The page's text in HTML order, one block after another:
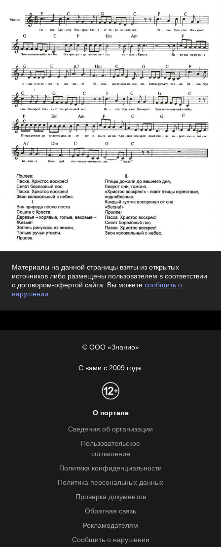
Материалы на данной страницы взяты из открытых
источников либо размещены пользователем в соответствии
с договором-офертой сайта. Вы можете сообщить о
нарушении
© ООО «Знанио»
С вами с 2009 года.
О портале
Сведения об организации
Пользовательское
соглашение
Политика конфиденциальности
Политика персональных данных
Проверка документов
Обратная связь
Рекламодателям
Сообщить о нарушении